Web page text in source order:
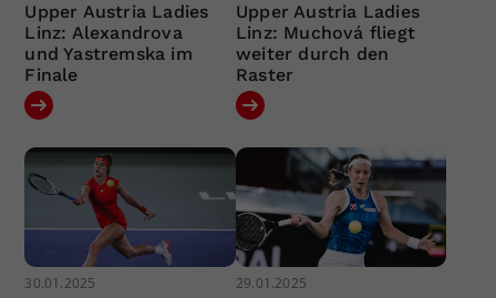
Upper Austria Ladies
Linz: Alexandrova
und Yastremska im
Finale
Upper Austria Ladies
Linz: Muchová fliegt
weiter durch den
Raster
30.01.2025 29.01.2025